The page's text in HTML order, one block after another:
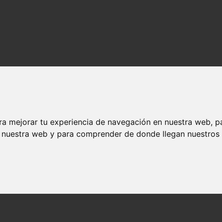
mejorar tu experiencia de navegación en nuestra web,
web y para comprender de donde llegan